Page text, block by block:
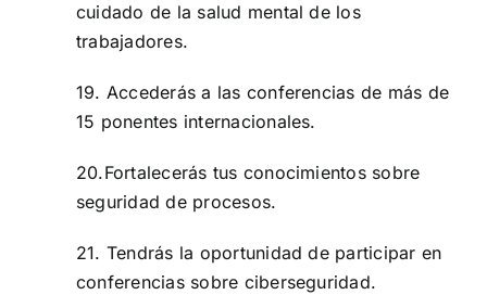
cuidado de la salud mental de los
trabajadores.
19. Accederás a las conferencias de más de
15 ponentes internacionales.
20.Fortalecerás tus conocimientos sobre
seguridad de procesos.
21. Tendrás la oportunidad de participar en
conferencias sobre ciberseguridad.